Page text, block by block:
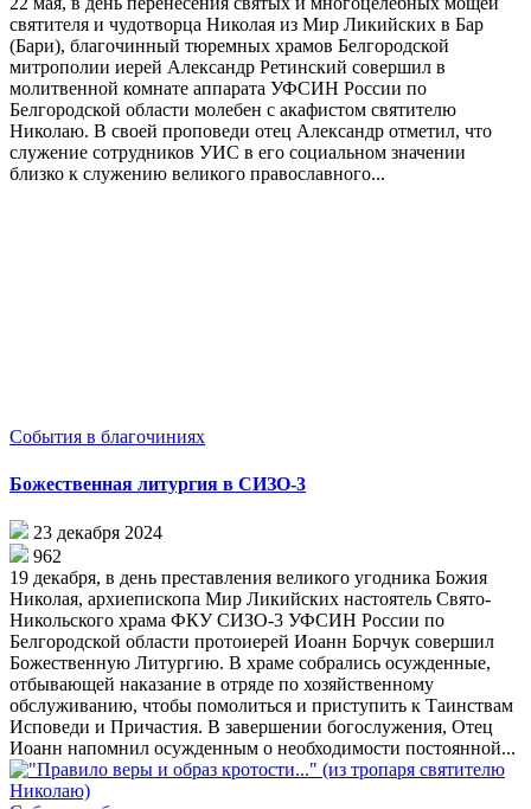
святителя и чудотворца Николая из Мир Ликийских в Бар
(Бари), благочинный тюремных храмов Белгородской
митрополии иерей Александр Ретинский совершил в
молитвенной комнате аппарата УФСИН России по
Белгородской области молебен с акафистом святителю
Николаю. В своей проповеди отец Александр отметил, что
служение сотрудников УИС в его социальном значении
близко к служению великого православного...
События в благочиниях
Божественная литургия в СИЗО-3
23 декабря 2024
962
19 декабря, в день преставления великого угодника Божия
Николая, архиепископа Мир Ликийских настоятель Свято-
Никольского храма ФКУ СИЗО-3 УФСИН России по
Белгородской области протоиерей Иоанн Борчук совершил
Божественную Литургию. В храме собрались осужденные,
отбывающей наказание в отряде по хозяйственному
обслуживанию, чтобы помолиться и приступить к Таинствам
Исповеди и Причастия. В завершении богослужения, Отец
Иоанн напомнил осужденным о необходимости постоянной...